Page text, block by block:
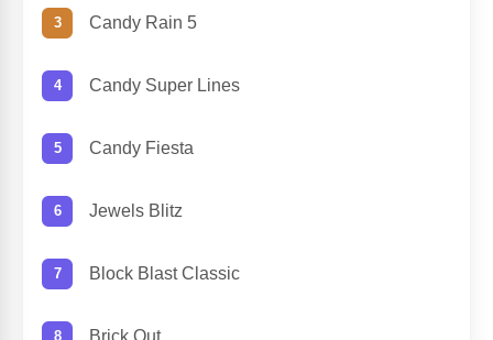
Candy Rain 5
Candy Super Lines
Candy Fiesta
Jewels Blitz
Block Blast Classic
Brick Out